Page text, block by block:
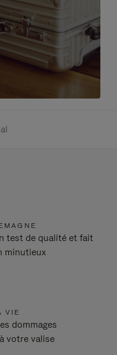
test de qualité et fait
minutieux
VIE
dommages
votre valise